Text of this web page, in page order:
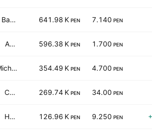
Banco de Credito del Peru SA 641.98 K PEN 7.140 PEN
Austral Group SAA 596.38 K PEN 1.700 PEN
Michell y Cia SA 354.49 K PEN 4.700 PEN
Cartavio SAA 269.74 K PEN 34.00 PEN
Hermes Transportes Blindados SA 126.96 K PEN 9.250 PEN